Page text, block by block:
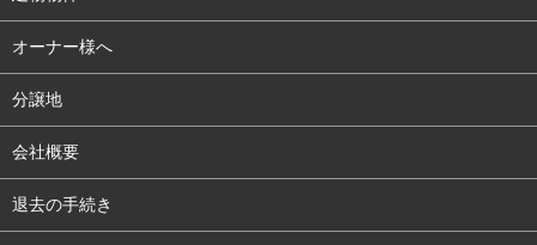
オーナー様へ
分譲地
会社概要
退去の手続き